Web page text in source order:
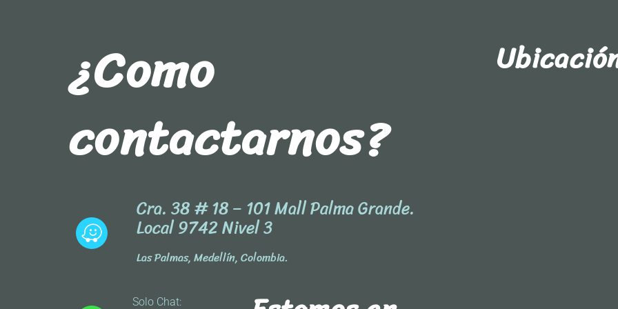
¿Como
contactarnos?
Cra. 38 # 18 – 101 Mall Palma Grande.
Local 9742 Nivel 3
Las Palmas, Medellín, Colombia.
Solo Chat: